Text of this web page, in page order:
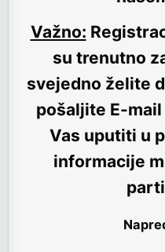
Važno:
su trenutno
svejedno želite
pošaljite E-
Vas uputiti u
informacije